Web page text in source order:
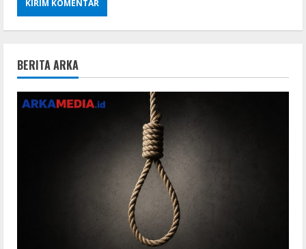
BERITA ARKA